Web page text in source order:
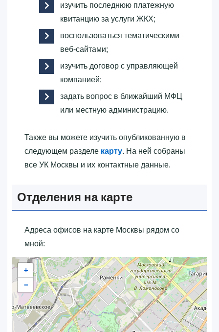
изучить последнюю платежную
квитанцию за услуги ЖКХ;
воспользоваться тематическими
веб-сайтами;
изучить договор с управляющей
компанией;
задать вопрос в ближайший МФЦ
или местную администрацию.
Также вы можете изучить опубликованную в
следующем разделе карту. На ней собраны
все УК Москвы и их контактные данные.
Отделения на карте
Адреса офисов на карте Москвы рядом со
мной:
+
−